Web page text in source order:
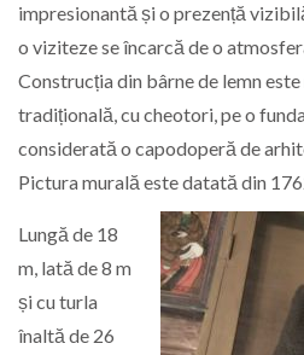
impresionantă și o prezență
o viziteze se încarcă de o
Construcția din bârne de lemn
tradițională, cu cheotori, pe o
considerată o capodoperă de
Pictura murală este datată din
Lungă de 18
m, lată de 8 m
și cu turla
înaltă de 26